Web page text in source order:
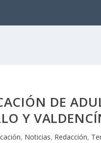
DE
Y
, Noticias, Redacción,